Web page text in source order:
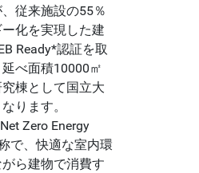
従来施設の55％
化を実現した建
Ready*認証を取
べ面積10000㎡
棟として国立大
ります。
Zero Energy
で、快適な室内環
ら建物で消費す